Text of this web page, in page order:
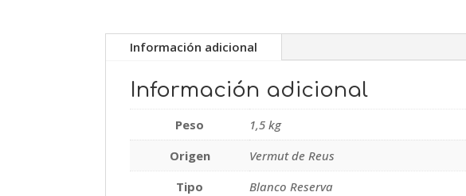
Información adicional
Información adicional
Peso
1,5 kg
Origen
Vermut de Reus
Tipo
Blanco Reserva